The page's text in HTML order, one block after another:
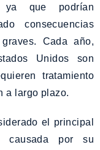
ya que podrían
consecuencias
Cada año,
Unidos son
tratamiento
a largo plazo.
el principal
causada por su